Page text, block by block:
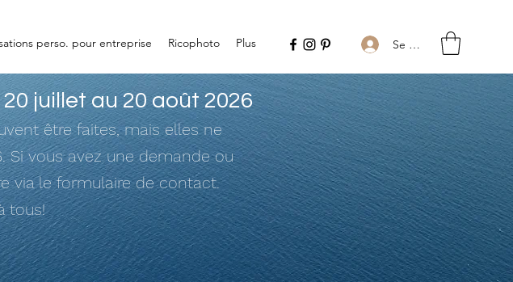
perso. pour entreprise Ricophoto Plus Se connecter
juillet au 20 août 2026
être faites, mais elles ne
Si vous avez une demande ou
via le formulaire de contact.
tous!